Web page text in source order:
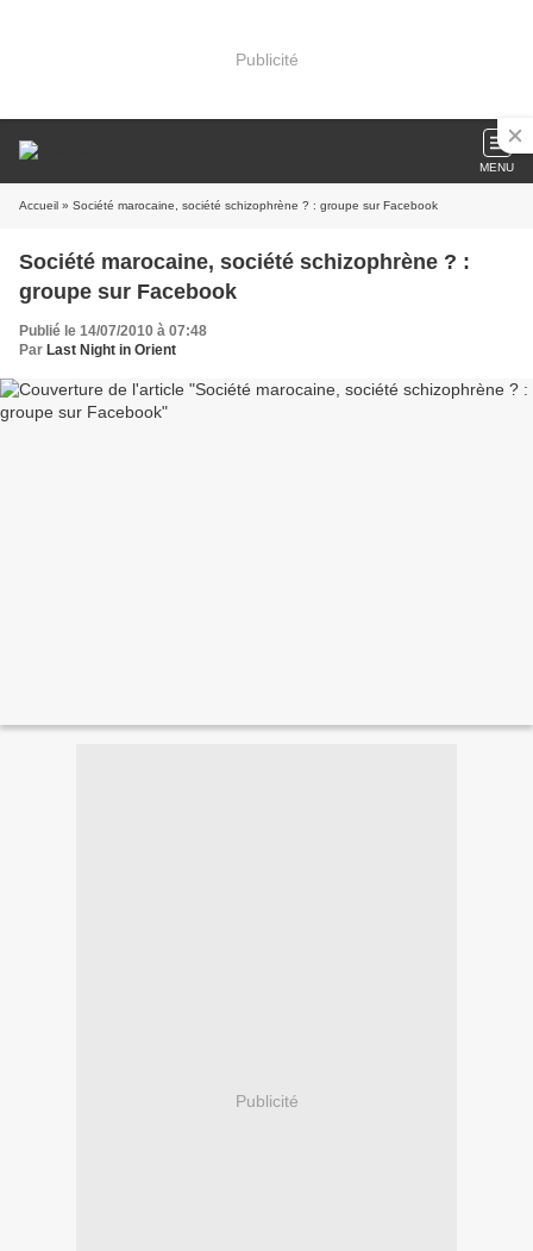
Publicité
MENU
Accueil » Société marocaine, société schizophrène ? : groupe sur Facebook
Société marocaine, société schizophrène ? :
groupe sur Facebook
Publié le 14/07/2010 à 07:48
Par Last Night in Orient
Publicité